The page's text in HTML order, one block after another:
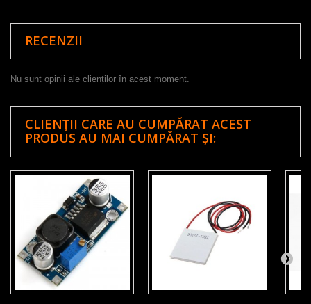
RECENZII
Nu sunt opinii ale clienților în acest moment.
CLIENȚII CARE AU CUMPĂRAT ACEST
PRODUS AU MAI CUMPĂRAT ȘI: